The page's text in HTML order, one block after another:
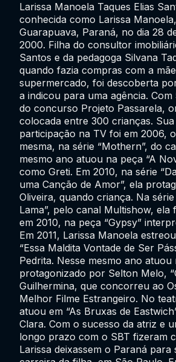
Larissa Manoela Taques Elias
conhecida como Larissa
Guarapuava, Paraná, no dia 28
2000. Filha do consultor
Santos e da pedagoga Silvana
quando fazia compras com a
supermercado, foi descoberta
a indicou para uma agência.
do concurso Projeto Passarela,
colocada entre 300 crianças.
participação na TV foi em 2006,
mesma, na série “Mothern”, do
mesmo ano atuou na peça “A
como Greti. Em 2010, na série
uma Canção de Amor”, ela
Oliveira, quando criança. Na
Lama”, pelo canal Multishow, ela
em 2010, na peça “Gypsy”
Em 2011, Larissa Manoela
“Essa Maldita Vontade de Ser
Pedrita. Nesse mesmo ano atuou
protagonizado por Selton Melo,
Guilhermina, que concorreu ao
Melhor Filme Estrangeiro. No
atuou em “As Bruxas de
Clara. Com o sucesso da atriz e
longo prazo com o SBT fizeram
Larissa deixassem o Paraná para